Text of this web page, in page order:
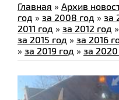
Главная » Архив
год » за 2008 год » за
2011 год » за 2012 год »
за 2015 год » за 2016
» за 2019 год » за 2020